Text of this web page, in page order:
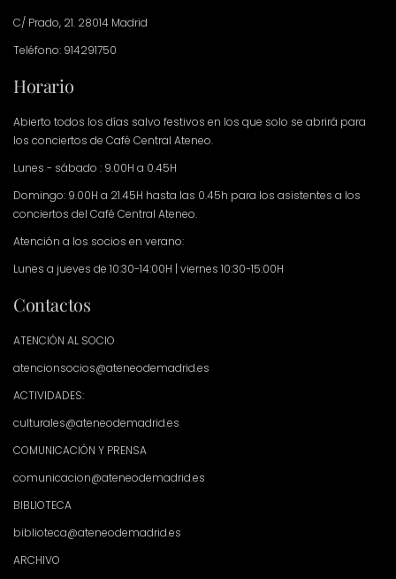
C/ Prado, 21. 28014 Madrid
Teléfono: 914291750
Horario
Abierto todos los días salvo festivos en los que solo se abrirá para
los conciertos de Café Central Ateneo.
Lunes - sábado : 9.00H a 0.45H
Domingo: 9.00H a 21.45H hasta las 0.45h para los asistentes a los
conciertos del Café Central Ateneo.
Atención a los socios en verano:
Lunes a jueves de 10:30-14:00H | viernes 10:30-15:00H
Contactos
ATENCIÓN AL SOCIO
atencionsocios@ateneodemadrid.es
ACTIVIDADES:
culturales@ateneodemadrid.es
COMUNICACIÓN Y PRENSA
comunicacion@ateneodemadrid.es
BIBLIOTECA
biblioteca@ateneodemadrid.es
ARCHIVO